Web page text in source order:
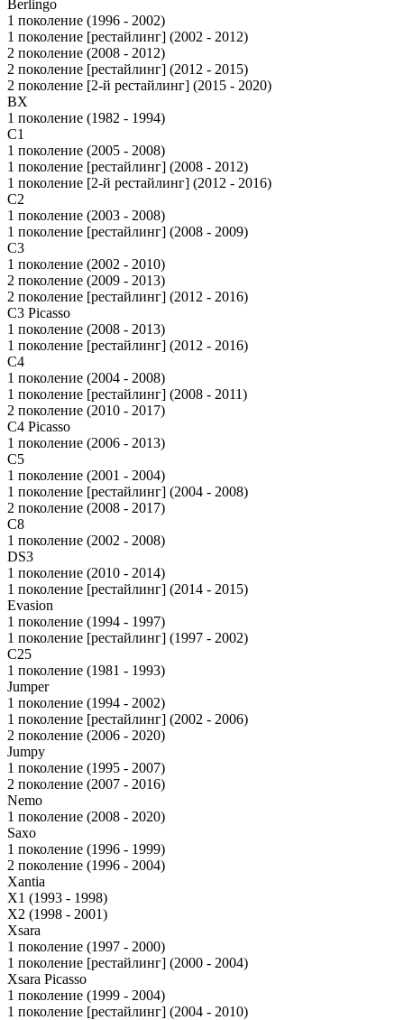
Berlingo
1 поколение (1996 - 2002)
1 поколение [рестайлинг] (2002 - 2012)
2 поколение (2008 - 2012)
2 поколение [рестайлинг] (2012 - 2015)
2 поколение [2-й рестайлинг] (2015 - 2020)
BX
1 поколение (1982 - 1994)
C1
1 поколение (2005 - 2008)
1 поколение [рестайлинг] (2008 - 2012)
1 поколение [2-й рестайлинг] (2012 - 2016)
C2
1 поколение (2003 - 2008)
1 поколение [рестайлинг] (2008 - 2009)
C3
1 поколение (2002 - 2010)
2 поколение (2009 - 2013)
2 поколение [рестайлинг] (2012 - 2016)
C3 Picasso
1 поколение (2008 - 2013)
1 поколение [рестайлинг] (2012 - 2016)
C4
1 поколение (2004 - 2008)
1 поколение [рестайлинг] (2008 - 2011)
2 поколение (2010 - 2017)
C4 Picasso
1 поколение (2006 - 2013)
C5
1 поколение (2001 - 2004)
1 поколение [рестайлинг] (2004 - 2008)
2 поколение (2008 - 2017)
C8
1 поколение (2002 - 2008)
DS3
1 поколение (2010 - 2014)
1 поколение [рестайлинг] (2014 - 2015)
Evasion
1 поколение (1994 - 1997)
1 поколение [рестайлинг] (1997 - 2002)
C25
1 поколение (1981 - 1993)
Jumper
1 поколение (1994 - 2002)
1 поколение [рестайлинг] (2002 - 2006)
2 поколение (2006 - 2020)
Jumpy
1 поколение (1995 - 2007)
2 поколение (2007 - 2016)
Nemo
1 поколение (2008 - 2020)
Saxo
1 поколение (1996 - 1999)
2 поколение (1996 - 2004)
Xantia
X1 (1993 - 1998)
X2 (1998 - 2001)
Xsara
1 поколение (1997 - 2000)
1 поколение [рестайлинг] (2000 - 2004)
Xsara Picasso
1 поколение (1999 - 2004)
1 поколение [рестайлинг] (2004 - 2010)